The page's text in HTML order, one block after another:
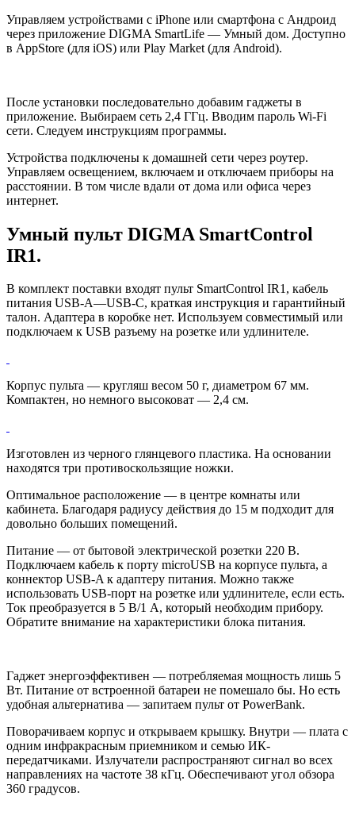
Управляем устройствами с iPhone или смартфона с Андроид
через приложение DIGMA SmartLife — Умный дом. Доступно
в AppStore (для iOS) или Play Market (для Android).
После установки последовательно добавим гаджеты в
приложение. Выбираем сеть 2,4 ГГц. Вводим пароль Wi-Fi
сети. Следуем инструкциям программы.
Устройства подключены к домашней сети через роутер.
Управляем освещением, включаем и отключаем приборы на
расстоянии. В том числе вдали от дома или офиса через
интернет.
Умный пульт DIGMA SmartControl
IR1.
В комплект поставки входят пульт SmartControl IR1, кабель
питания USB-A—USB-C, краткая инструкция и гарантийный
талон. Адаптера в коробке нет. Используем совместимый или
подключаем к USB разъему на розетке или удлинителе.
Корпус пульта — кругляш весом 50 г, диаметром 67 мм.
Компактен, но немного высоковат — 2,4 см.
Изготовлен из черного глянцевого пластика. На основании
находятся три противоскользящие ножки.
Оптимальное расположение — в центре комнаты или
кабинета. Благодаря радиусу действия до 15 м подходит для
довольно больших помещений.
Питание — от бытовой электрической розетки 220 В.
Подключаем кабель к порту microUSB на корпусе пульта, а
коннектор USB-A к адаптеру питания. Можно также
использовать USB-порт на розетке или удлинителе, если есть.
Ток преобразуется в 5 В/1 А, который необходим прибору.
Обратите внимание на характеристики блока питания.
Гаджет энергоэффективен — потребляемая мощность лишь 5
Вт. Питание от встроенной батареи не помешало бы. Но есть
удобная альтернатива — запитаем пульт от PowerBank.
Поворачиваем корпус и открываем крышку. Внутри — плата с
одним инфракрасным приемником и семью ИК-
передатчиками. Излучатели распространяют сигнал во всех
направлениях на частоте 38 кГц. Обеспечивают угол обзора
360 градусов.